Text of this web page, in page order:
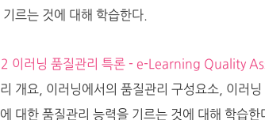
르는 것에 대해 학습한다.
이러닝 품질관리 특론 - e-Learning Quality
개요, 이러닝에서의 품질관리 구성요소, 이러
대한 품질관리 능력을 기르는 것에 대해 학습한